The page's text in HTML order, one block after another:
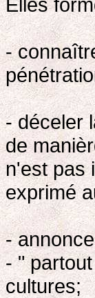
-
- déceler
de
n'est pas
exprimé
-
- "
cultures;